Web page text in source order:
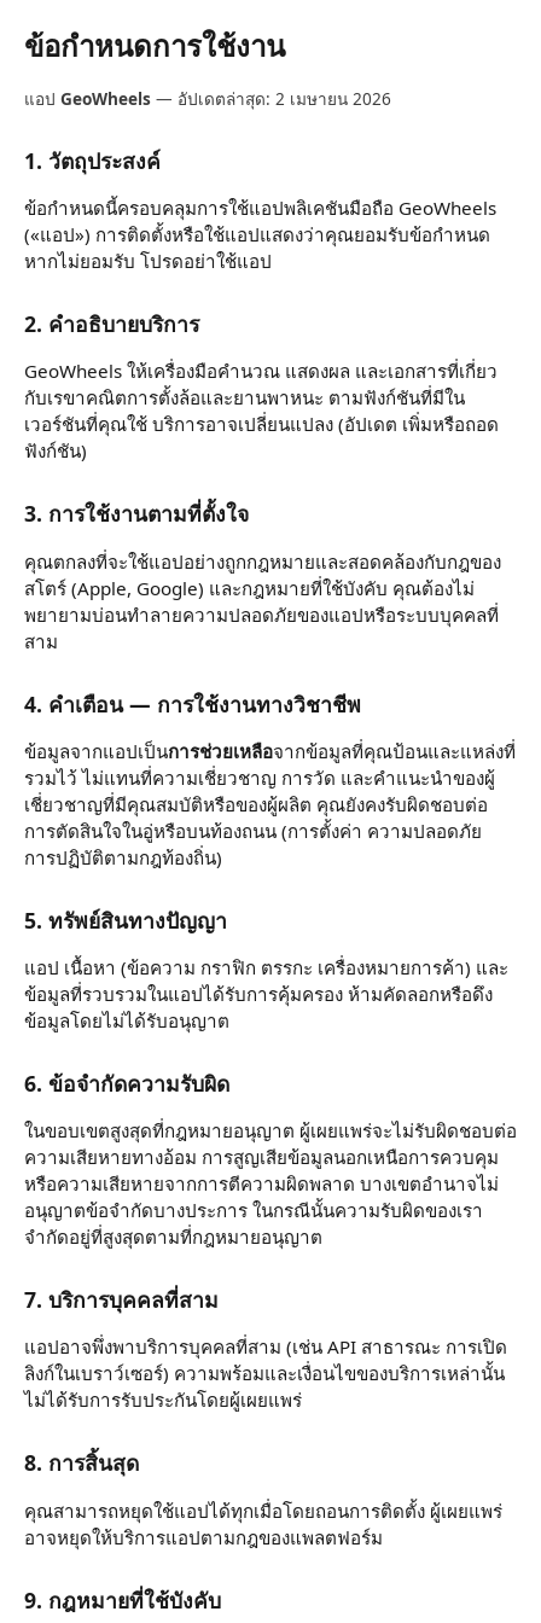
ข้อกำหนดการใช้งาน
แอป GeoWheels — อัปเดตล่าสุด: 2 เมษายน 2026
1. วัตถุประสงค์
ข้อกำหนดนี้ครอบคลุมการใช้แอปพลิเคชันมือถือ GeoWheels
(«แอป») การติดตั้งหรือใช้แอปแสดงว่าคุณยอมรับข้อกำหนด
หากไม่ยอมรับ โปรดอย่าใช้แอป
2. คำอธิบายบริการ
GeoWheels ให้เครื่องมือคำนวณ แสดงผล และเอกสารที่เกี่ยว
กับเรขาคณิตการตั้งล้อและยานพาหนะ ตามฟังก์ชันที่มีใน
เวอร์ชันที่คุณใช้ บริการอาจเปลี่ยนแปลง (อัปเดต เพิ่มหรือถอด
ฟังก์ชัน)
3. การใช้งานตามที่ตั้งใจ
คุณตกลงที่จะใช้แอปอย่างถูกกฎหมายและสอดคล้องกับกฎของ
สโตร์ (Apple, Google) และกฎหมายที่ใช้บังคับ คุณต้องไม่
พยายามบ่อนทำลายความปลอดภัยของแอปหรือระบบบุคคลที่
สาม
4. คำเตือน — การใช้งานทางวิชาชีพ
ข้อมูลจากแอปเป็นการช่วยเหลือจากข้อมูลที่คุณป้อนและแหล่งที่
รวมไว้ ไม่แทนที่ความเชี่ยวชาญ การวัด และคำแนะนำของผู้
เชี่ยวชาญที่มีคุณสมบัติหรือของผู้ผลิต คุณยังคงรับผิดชอบต่อ
การตัดสินใจในอู่หรือบนท้องถนน (การตั้งค่า ความปลอดภัย
การปฏิบัติตามกฎท้องถิ่น)
5. ทรัพย์สินทางปัญญา
แอป เนื้อหา (ข้อความ กราฟิก ตรรกะ เครื่องหมายการค้า) และ
ข้อมูลที่รวบรวมในแอปได้รับการคุ้มครอง ห้ามคัดลอกหรือดึง
ข้อมูลโดยไม่ได้รับอนุญาต
6. ข้อจำกัดความรับผิด
ในขอบเขตสูงสุดที่กฎหมายอนุญาต ผู้เผยแพร่จะไม่รับผิดชอบต่อ
ความเสียหายทางอ้อม การสูญเสียข้อมูลนอกเหนือการควบคุม
หรือความเสียหายจากการตีความผิดพลาด บางเขตอำนาจไม่
อนุญาตข้อจำกัดบางประการ ในกรณีนั้นความรับผิดของเรา
จำกัดอยู่ที่สูงสุดตามที่กฎหมายอนุญาต
7. บริการบุคคลที่สาม
แอปอาจพึ่งพาบริการบุคคลที่สาม (เช่น API สาธารณะ การเปิด
ลิงก์ในเบราว์เซอร์) ความพร้อมและเงื่อนไขของบริการเหล่านั้น
ไม่ได้รับการรับประกันโดยผู้เผยแพร่
8. การสิ้นสุด
คุณสามารถหยุดใช้แอปได้ทุกเมื่อโดยถอนการติดตั้ง ผู้เผยแพร่
อาจหยุดให้บริการแอปตามกฎของแพลตฟอร์ม
9. กฎหมายที่ใช้บังคับ